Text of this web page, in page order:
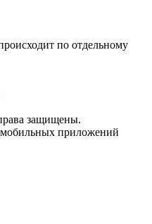
по отдельному
защищены.
мобильных приложений